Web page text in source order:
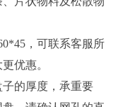
，可联系客服所
优惠。
的厚度，承重要